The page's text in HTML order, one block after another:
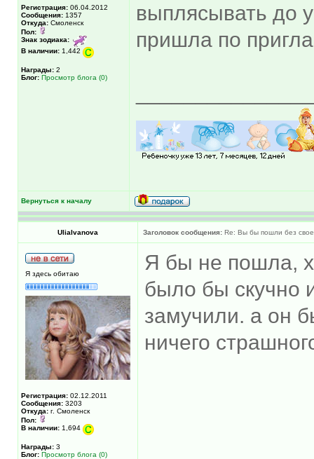
Регистрация: 06.04.2012
Сообщения: 1357
Откуда: Смоленск
Пол:
Знак зодиака:
В наличии: 1,442
Награды: 2
Блог: Просмотр блога (0)
выплясывать до
пришла по
Вернуться к началу
UliaIvanova Заголовок сообщения: Re: Вы бы пошли без
Я здесь обитаю
Регистрация: 02.12.2011
Сообщения: 3203
Откуда: г. Смоленск
Пол:
В наличии: 1,694
Награды: 3
Блог: Просмотр блога (0)
Я бы не пошла,
было бы скучно
замучили. а он
ничего